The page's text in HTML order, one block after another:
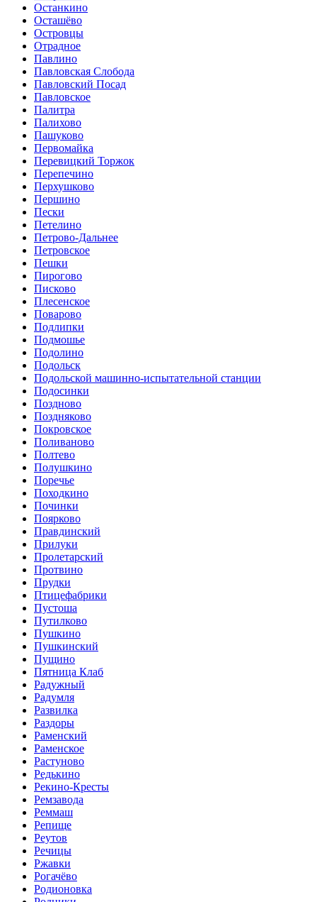
Останкино
Осташёво
Островцы
Отрадное
Павлино
Павловская Слобода
Павловский Посад
Павловское
Палитра
Палихово
Пашуково
Первомайка
Перевицкий Торжок
Перепечино
Перхушково
Першино
Пески
Петелино
Петрово-Дальнее
Петровское
Пешки
Пирогово
Писково
Плесенское
Поварово
Подлипки
Подмошье
Подолино
Подольск
Подольской машинно-испытательной станции
Подосинки
Поздново
Поздняково
Покровское
Поливаново
Полтево
Полушкино
Поречье
Походкино
Починки
Поярково
Правдинский
Прилуки
Пролетарский
Протвино
Прудки
Птицефабрики
Пустоша
Путилково
Пушкино
Пушкинский
Пущино
Пятница Клаб
Радужный
Радумля
Развилка
Раздоры
Раменский
Раменское
Растуново
Редькино
Рекино-Кресты
Ремзавода
Реммаш
Репище
Реутов
Речицы
Ржавки
Рогачёво
Родионовка